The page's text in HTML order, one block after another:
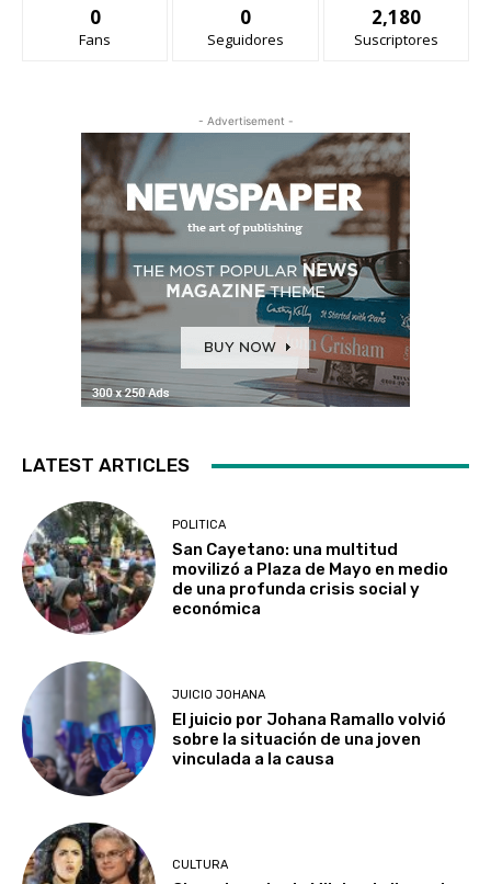
0
Fans
0
Seguidores
2,180
Suscriptores
- Advertisement -
LATEST ARTICLES
POLITICA
San Cayetano: una multitud
movilizó a Plaza de Mayo en medio
de una profunda crisis social y
económica
JUICIO JOHANA
El juicio por Johana Ramallo volvió
sobre la situación de una joven
vinculada a la causa
CULTURA